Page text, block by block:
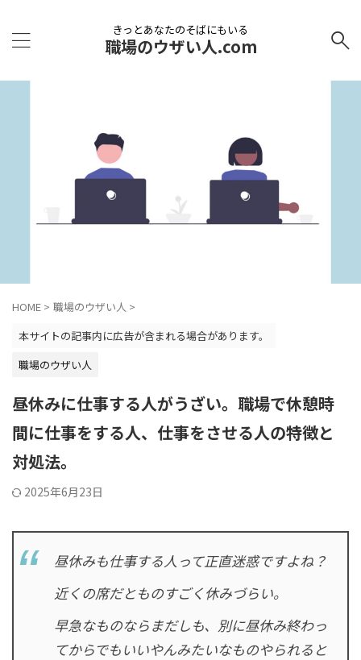
きっとあなたのそばにもいる
職場のウザい人.com
HOME > 職場のウザい人 >
本サイトの記事内に広告が含まれる場合があります。
職場のウザい人
昼休みに仕事する人がうざい。職場で休憩時
間に仕事をする人、仕事をさせる人の特徴と
対処法。
2025年6月23日
昼休みも仕事する人って正直迷惑ですよね？
近くの席だとものすごく休みづらい。
早急なものならまだしも、別に昼休み終わっ
てからでもいいやんみたいなものやられると